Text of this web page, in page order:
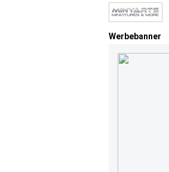
Werbebanner